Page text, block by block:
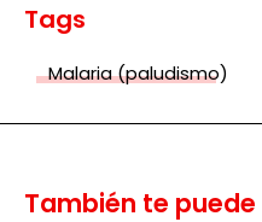
Tags
Malaria (paludismo)
También te